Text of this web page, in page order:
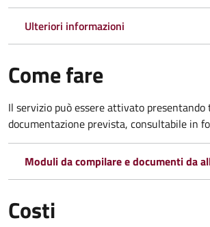
Ulteriori informazioni
Come fare
Il servizio può essere attivato
documentazione prevista, consultabile in
Moduli da compilare e documenti da
Costi